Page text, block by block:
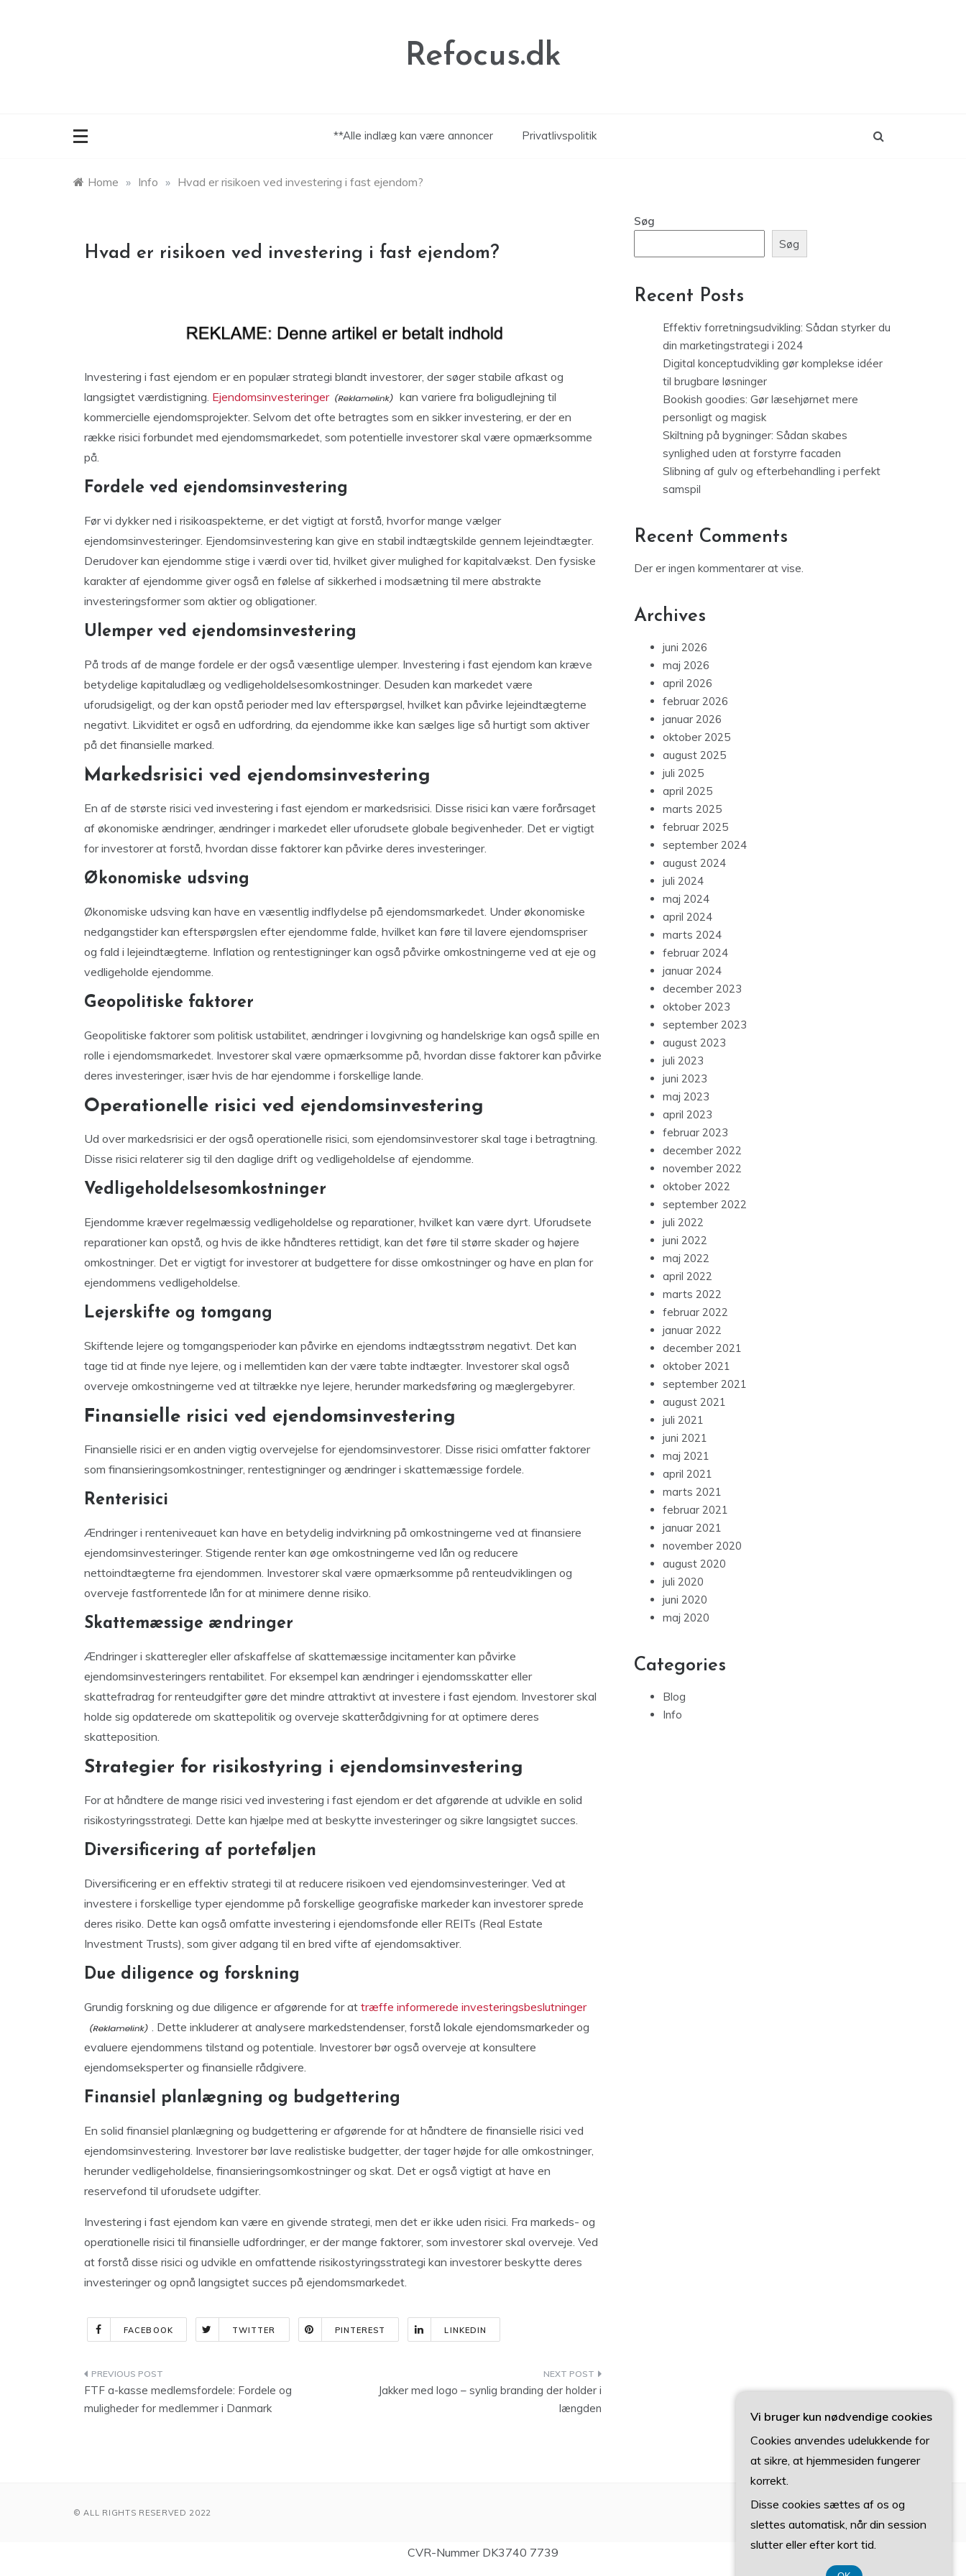
Refocus.dk
**Alle indlæg kan være annoncer Privatlivspolitik
Home » Info » Hvad er risikoen ved investering i fast ejendom?
Hvad er risikoen ved investering i fast ejendom?
Investering i fast ejendom er en populær strategi blandt investorer, der søger stabile afkast og
langsigtet værdistigning. Ejendomsinvesteringer
kan variere fra boligudlejning til
kommercielle ejendomsprojekter. Selvom det ofte betragtes som en sikker investering, er der en
række risici forbundet med ejendomsmarkedet, som potentielle investorer skal være opmærksomme
på.
Fordele ved ejendomsinvestering
Før vi dykker ned i risikoaspekterne, er det vigtigt at forstå, hvorfor mange vælger
ejendomsinvesteringer. Ejendomsinvestering kan give en stabil indtægtskilde gennem lejeindtægter.
Derudover kan ejendomme stige i værdi over tid, hvilket giver mulighed for kapitalvækst. Den fysiske
karakter af ejendomme giver også en følelse af sikkerhed i modsætning til mere abstrakte
investeringsformer som aktier og obligationer.
Ulemper ved ejendomsinvestering
På trods af de mange fordele er der også væsentlige ulemper. Investering i fast ejendom kan kræve
betydelige kapitaludlæg og vedligeholdelsesomkostninger. Desuden kan markedet være
uforudsigeligt, og der kan opstå perioder med lav efterspørgsel, hvilket kan påvirke lejeindtægterne
negativt. Likviditet er også en udfordring, da ejendomme ikke kan sælges lige så hurtigt som aktiver
på det finansielle marked.
Markedsrisici ved ejendomsinvestering
En af de største risici ved investering i fast ejendom er markedsrisici. Disse risici kan være forårsaget
af økonomiske ændringer, ændringer i markedet eller uforudsete globale begivenheder. Det er vigtigt
for investorer at forstå, hvordan disse faktorer kan påvirke deres investeringer.
Økonomiske udsving
Økonomiske udsving kan have en væsentlig indflydelse på ejendomsmarkedet. Under økonomiske
nedgangstider kan efterspørgslen efter ejendomme falde, hvilket kan føre til lavere ejendomspriser
og fald i lejeindtægterne. Inflation og rentestigninger kan også påvirke omkostningerne ved at eje og
vedligeholde ejendomme.
Geopolitiske faktorer
Geopolitiske faktorer som politisk ustabilitet, ændringer i lovgivning og handelskrige kan også spille en
rolle i ejendomsmarkedet. Investorer skal være opmærksomme på, hvordan disse faktorer kan påvirke
deres investeringer, især hvis de har ejendomme i forskellige lande.
Operationelle risici ved ejendomsinvestering
Ud over markedsrisici er der også operationelle risici, som ejendomsinvestorer skal tage i betragtning.
Disse risici relaterer sig til den daglige drift og vedligeholdelse af ejendomme.
Vedligeholdelsesomkostninger
Ejendomme kræver regelmæssig vedligeholdelse og reparationer, hvilket kan være dyrt. Uforudsete
reparationer kan opstå, og hvis de ikke håndteres rettidigt, kan det føre til større skader og højere
omkostninger. Det er vigtigt for investorer at budgettere for disse omkostninger og have en plan for
ejendommens vedligeholdelse.
Lejerskifte og tomgang
Skiftende lejere og tomgangsperioder kan påvirke en ejendoms indtægtsstrøm negativt. Det kan
tage tid at finde nye lejere, og i mellemtiden kan der være tabte indtægter. Investorer skal også
overveje omkostningerne ved at tiltrække nye lejere, herunder markedsføring og mæglergebyrer.
Finansielle risici ved ejendomsinvestering
Finansielle risici er en anden vigtig overvejelse for ejendomsinvestorer. Disse risici omfatter faktorer
som finansieringsomkostninger, rentestigninger og ændringer i skattemæssige fordele.
Renterisici
Ændringer i renteniveauet kan have en betydelig indvirkning på omkostningerne ved at finansiere
ejendomsinvesteringer. Stigende renter kan øge omkostningerne ved lån og reducere
nettoindtægterne fra ejendommen. Investorer skal være opmærksomme på renteudviklingen og
overveje fastforrentede lån for at minimere denne risiko.
Skattemæssige ændringer
Ændringer i skatteregler eller afskaffelse af skattemæssige incitamenter kan påvirke
ejendomsinvesteringers rentabilitet. For eksempel kan ændringer i ejendomsskatter eller
skattefradrag for renteudgifter gøre det mindre attraktivt at investere i fast ejendom. Investorer skal
holde sig opdaterede om skattepolitik og overveje skatterådgivning for at optimere deres
skatteposition.
Strategier for risikostyring i ejendomsinvestering
For at håndtere de mange risici ved investering i fast ejendom er det afgørende at udvikle en solid
risikostyringsstrategi. Dette kan hjælpe med at beskytte investeringer og sikre langsigtet succes.
Diversificering af porteføljen
Diversificering er en effektiv strategi til at reducere risikoen ved ejendomsinvesteringer. Ved at
investere i forskellige typer ejendomme på forskellige geografiske markeder kan investorer sprede
deres risiko. Dette kan også omfatte investering i ejendomsfonde eller REITs (Real Estate
Investment Trusts), som giver adgang til en bred vifte af ejendomsaktiver.
Due diligence og forskning
Grundig forskning og due diligence er afgørende for at træffe informerede investeringsbeslutninger
. Dette inkluderer at analysere markedstendenser, forstå lokale ejendomsmarkeder og
evaluere ejendommens tilstand og potentiale. Investorer bør også overveje at konsultere
ejendomseksperter og finansielle rådgivere.
Finansiel planlægning og budgettering
En solid finansiel planlægning og budgettering er afgørende for at håndtere de finansielle risici ved
ejendomsinvestering. Investorer bør lave realistiske budgetter, der tager højde for alle omkostninger,
herunder vedligeholdelse, finansieringsomkostninger og skat. Det er også vigtigt at have en
reservefond til uforudsete udgifter.
Investering i fast ejendom kan være en givende strategi, men det er ikke uden risici. Fra markeds- og
operationelle risici til finansielle udfordringer, er der mange faktorer, som investorer skal overveje. Ved
at forstå disse risici og udvikle en omfattende risikostyringsstrategi kan investorer beskytte deres
investeringer og opnå langsigtet succes på ejendomsmarkedet.
FACEBOOK TWITTER PINTEREST LINKEDIN
Indlægsnavigation
FTF a-kasse medlemsfordele: Fordele og
muligheder for medlemmer i Danmark
Jakker med logo – synlig branding der holder i
længden
Søg
Søg
Recent Posts
Effektiv forretningsudvikling: Sådan styrker du
din marketingstrategi i 2024
Digital konceptudvikling gør komplekse idéer
til brugbare løsninger
Bookish goodies: Gør læsehjørnet mere
personligt og magisk
Skiltning på bygninger: Sådan skabes
synlighed uden at forstyrre facaden
Slibning af gulv og efterbehandling i perfekt
samspil
Recent Comments
Der er ingen kommentarer at vise.
Archives
juni 2026
maj 2026
april 2026
februar 2026
januar 2026
oktober 2025
august 2025
juli 2025
april 2025
marts 2025
februar 2025
september 2024
august 2024
juli 2024
maj 2024
april 2024
marts 2024
februar 2024
januar 2024
december 2023
oktober 2023
september 2023
august 2023
juli 2023
juni 2023
maj 2023
april 2023
februar 2023
december 2022
november 2022
oktober 2022
september 2022
juli 2022
juni 2022
maj 2022
april 2022
marts 2022
februar 2022
januar 2022
december 2021
oktober 2021
september 2021
august 2021
juli 2021
juni 2021
maj 2021
april 2021
marts 2021
februar 2021
januar 2021
november 2020
august 2020
juli 2020
juni 2020
maj 2020
Categories
Blog
Info
© ALL RIGHTS RESERVED 2022
CVR-Nummer DK3740 7739
Vi bruger kun nødvendige cookies
Cookies anvendes udelukkende for
at sikre, at hjemmesiden fungerer
korrekt.
Disse cookies sættes af os og
slettes automatisk, når din session
slutter eller efter kort tid.